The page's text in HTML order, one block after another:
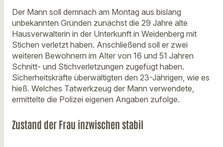
Der Mann soll demnach am Montag aus bislang
unbekannten Gründen zunächst die 29 Jahre alte
Hausverwalterin in der Unterkunft in Weidenberg mit
Stichen verletzt haben. Anschließend soll er zwei
weiteren Bewohnern im Alter von 16 und 51 Jahren
Schnitt- und Stichverletzungen zugefügt haben.
Sicherheitskräfte überwältigten den 23-Jährigen, wie es
hieß. Welches Tatwerkzeug der Mann verwendete,
ermittelte die Polizei eigenen Angaben zufolge.
Zustand der Frau inzwischen stabil